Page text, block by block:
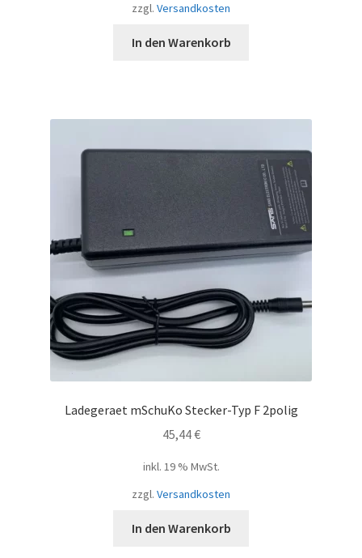
zzgl. Versandkosten
In den Warenkorb
Ladegeraet mSchuKo Stecker-Typ F 2polig
45,44€
inkl. 19 % MwSt.
zzgl. Versandkosten
In den Warenkorb